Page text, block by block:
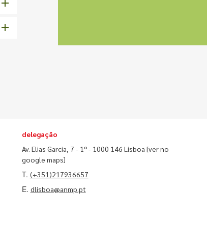
delegação
Av. Elias Garcia, 7 - 1º - 1000 146 Lisboa [ver no
google maps]
T. (+351)217936657
E. dlisboa@anmp.pt